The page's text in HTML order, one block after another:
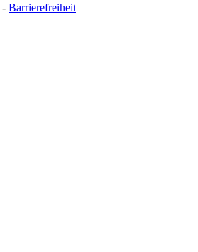
- Barrierefreiheit